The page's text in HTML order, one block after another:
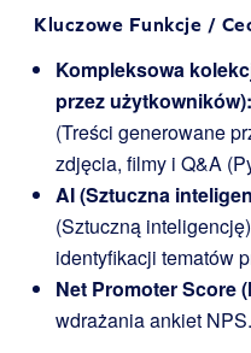
Kluczowe Funkcje /
Kompleksowa
przez użytkowników):
(Treści generowane
zdjęcia, filmy i Q&A
AI (Sztuczna
(Sztuczną
identyfikacji tematów
Net Promoter Score
wdrażania ankiet NPS.